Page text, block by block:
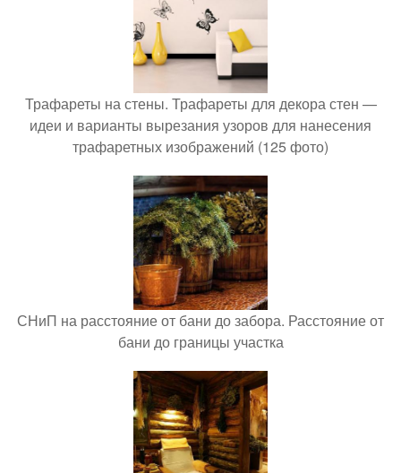
Трафареты на стены. Трафареты для декора стен —
идеи и варианты вырезания узоров для нанесения
трафаретных изображений (125 фото)
СНиП на расстояние от бани до забора. Расстояние от
бани до границы участка